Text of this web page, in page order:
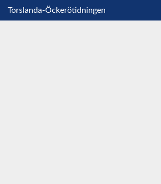
Torslanda-Öckerötidningen